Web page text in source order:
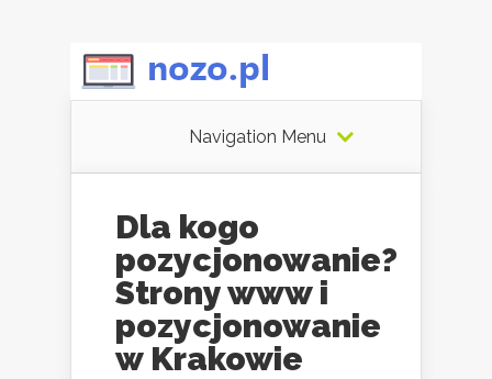
Navigation Menu
Dla kogo
pozycjonowanie?
Strony www i
pozycjonowanie
w Krakowie